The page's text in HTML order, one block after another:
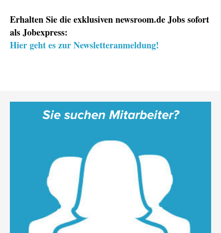
Erhalten Sie die exklusiven newsroom.de Jobs sofort
als Jobexpress:
Hier geht es zur Newsletteranmeldung!
Sie suchen Mitarbeiter?